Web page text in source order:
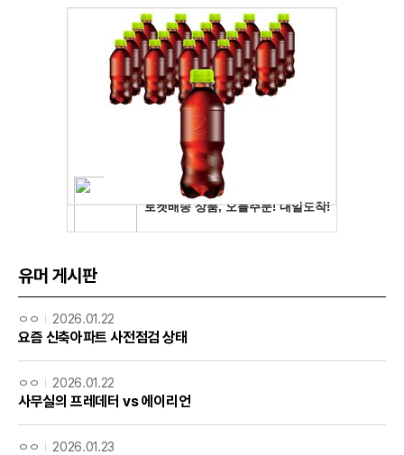
유머 게시판
ㅇㅇ 2026.01.22
요즘 신축아파트 사전점검 상태
ㅇㅇ 2026.01.22
사무실의 프레데터 vs 에이리언
ㅇㅇ 2026.01.23